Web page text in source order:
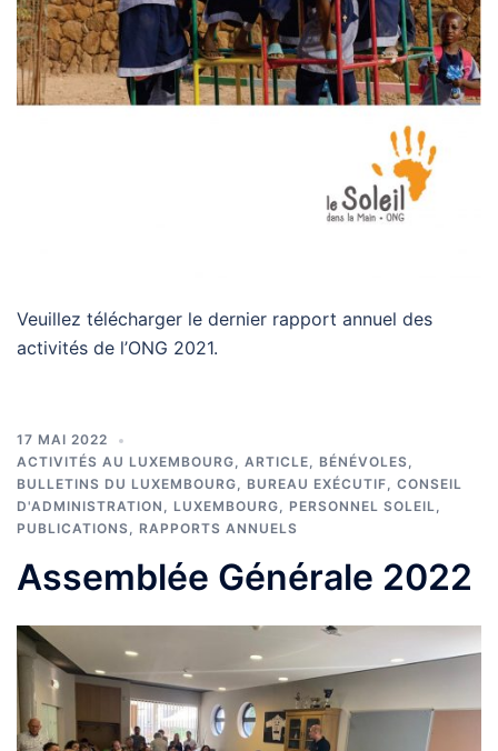
Veuillez télécharger le dernier rapport annuel des
activités de l’ONG 2021.
17 MAI 2022
ACTIVITÉS AU LUXEMBOURG, ARTICLE, BÉNÉVOLES,
BULLETINS DU LUXEMBOURG, BUREAU EXÉCUTIF, CONSEIL
D'ADMINISTRATION , LUXEMBOURG, PERSONNEL SOLEIL,
PUBLICATIONS, RAPPORTS ANNUELS
Assemblée Générale 2022